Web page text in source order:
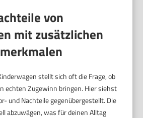
von
mit zusätzlichen
stellt sich oft die Frage, ob
echten Zugewinn bringen. Hier siehst
und Nachteile gegenübergestellt. Die
abzuwägen, was für deinen Alltag